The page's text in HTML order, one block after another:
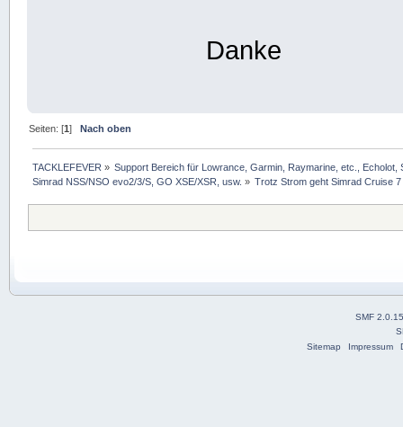
Danke
Seiten: [1] Nach oben
TACKLEFEVER » Support Bereich für Lowrance, Garmin, Raymarine, etc.,
Simrad NSS/NSO evo2/3/S, GO XSE/XSR, usw. » Trotz Strom geht Simrad Cruise
SMF 2.0.15
Sitemap
Impressum